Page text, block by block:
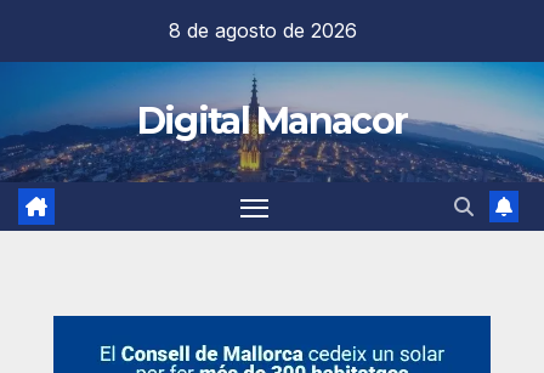
contenido
8 de agosto de 2026
Digital Manacor